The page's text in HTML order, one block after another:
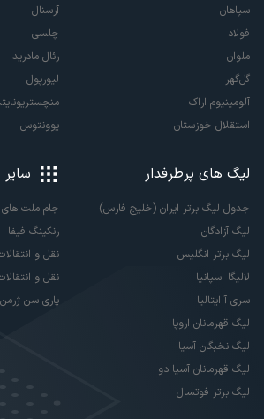
سپاهان
فولاد
ملوان
گل‌گهر
آلومینیوم اراک
استقلال خوزستان
آرسنال
چلسی
رئال مادرید
لیورپول
یوونتوس
لیگ های پرطرفدار
جدول لیگ برتر ایران (خلیج فارس)
لیگ آزادگان
لیگ برتر انگلیس
لالیگا اسپانیا
سری آ ایتالیا
لیگ قهرمانان اروپا
لیگ نخبگان آسیا
لیگ قهرمانان آسیا دو
لیگ برتر فوتسال
سایر
جام ملت های
رنکینگ فیفا
نقل و
نقل و
پاری سن ژرمن